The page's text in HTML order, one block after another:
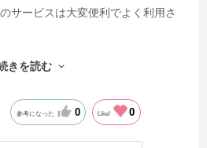
サービスは大変便利でよく利用さ
小物入れを開閉でき、とても便利
して置けるこのACEスーツケース
きを読む
参考になった 0 Like! 0